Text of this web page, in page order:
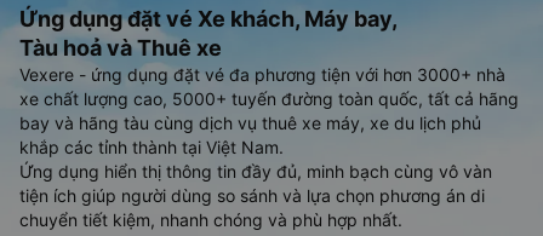
Ứng dụng đặt vé Xe khách, Máy bay,
Tàu hoả và Thuê xe
Vexere - ứng dụng đặt vé đa phương tiện với hơn 3000+ nhà
xe chất lượng cao, 5000+ tuyến đường toàn quốc, tất cả hãng
bay và hãng tàu cùng dịch vụ thuê xe máy, xe du lịch phủ
khắp các tỉnh thành tại Việt Nam.
Ứng dụng hiển thị thông tin đầy đủ, minh bạch cùng vô vàn
tiện ích giúp người dùng so sánh và lựa chọn phương án di
chuyển tiết kiệm, nhanh chóng và phù hợp nhất.